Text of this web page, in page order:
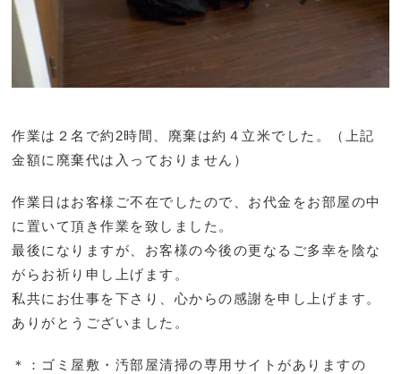
作業は２名で約2時間、廃棄は約４立米でした。（上記
金額に廃棄代は入っておりません）
作業日はお客様ご不在でしたので、お代金をお部屋の中
に置いて頂き作業を致しました。
最後になりますが、お客様の今後の更なるご多幸を陰な
がらお祈り申し上げます。
私共にお仕事を下さり、心からの感謝を申し上げます。
ありがとうございました。
＊：ゴミ屋敷・汚部屋清掃の専用サイトがありますの